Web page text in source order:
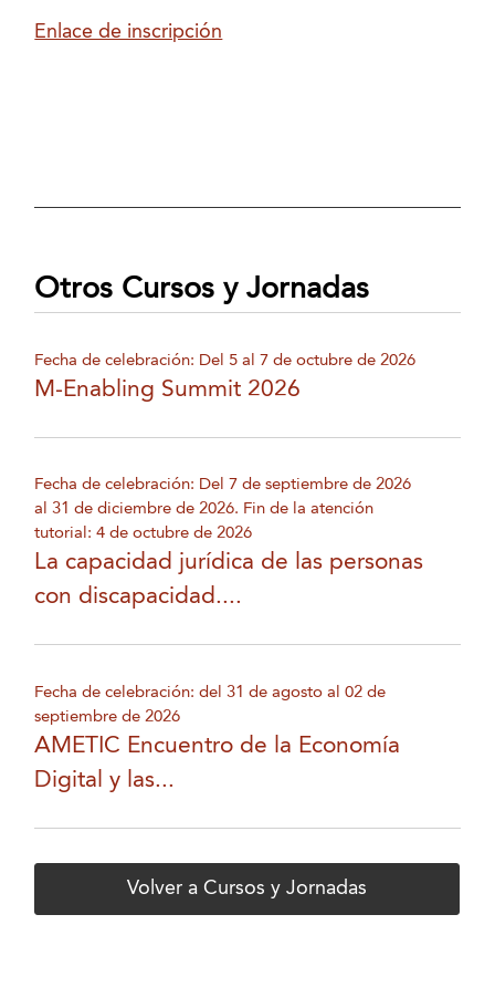
Enlace de inscripción
Otros Cursos y Jornadas
Fecha de celebración: Del 5 al 7 de octubre de 2026
M-Enabling Summit 2026
Fecha de celebración: Del 7 de septiembre de 2026
al 31 de diciembre de 2026. Fin de la atención
tutorial: 4 de octubre de 2026
La capacidad jurídica de las personas
con discapacidad....
Fecha de celebración: del 31 de agosto al 02 de
septiembre de 2026
AMETIC Encuentro de la Economía
Digital y las...
Volver a Cursos y Jornadas